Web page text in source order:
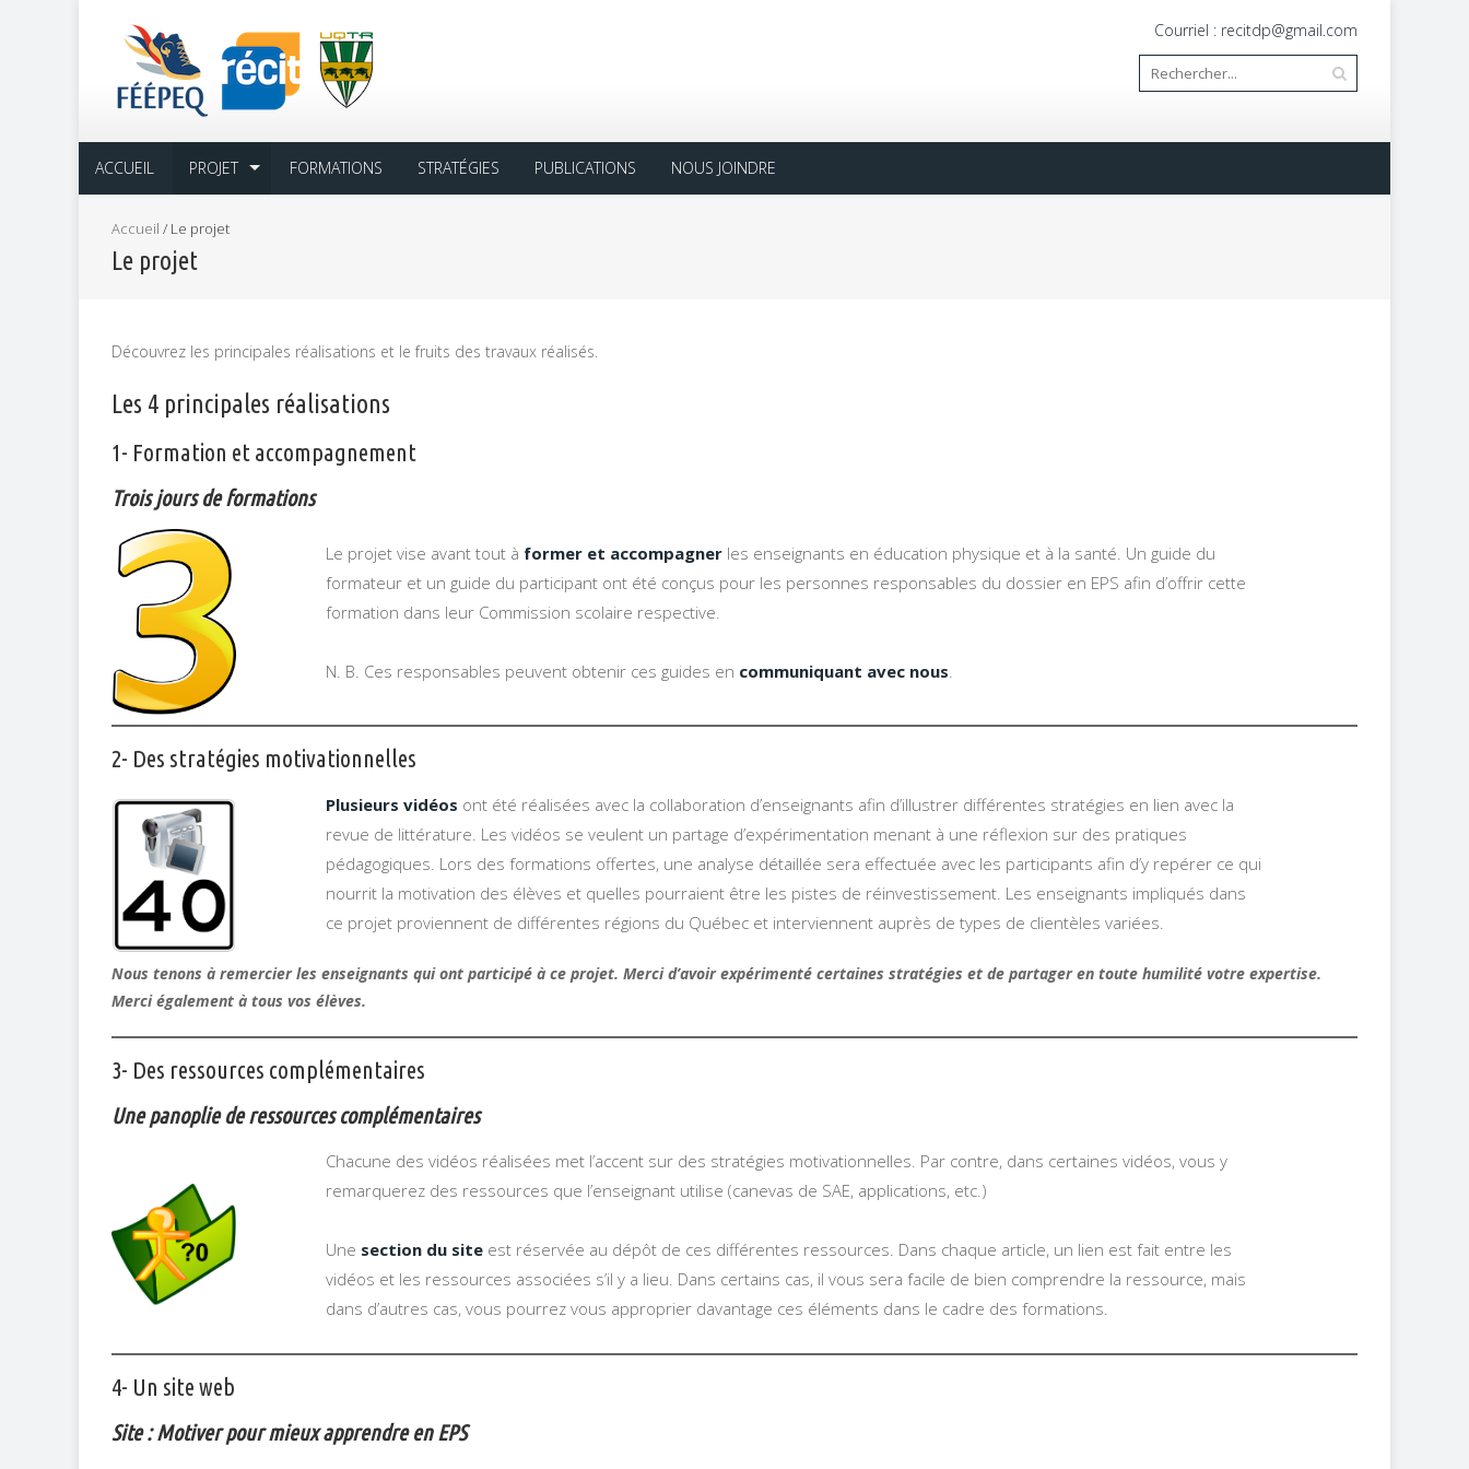
Courriel : recitdp@gmail.com
ACCUEIL PROJET FORMATIONS STRATÉGIES PUBLICATIONS NOUS JOINDRE
Accueil / Le projet
Le projet
Découvrez les principales réalisations et le fruits des travaux réalisés.
Les 4 principales réalisations
1- Formation et accompagnement
Trois jours de formations
Le projet vise avant tout à former et accompagner les enseignants en éducation physique et à la santé. Un guide du
formateur et un guide du participant ont été conçus pour les personnes responsables du dossier en EPS afin d’offrir cette
formation dans leur Commission scolaire respective.
N. B. Ces responsables peuvent obtenir ces guides en communiquant avec nous
2- Des stratégies motivationnelles
Plusieurs vidéos ont été réalisées avec la collaboration d’enseignants afin d’illustrer différentes stratégies en lien avec la
revue de littérature. Les vidéos se veulent un partage d’expérimentation menant à une réflexion sur des pratiques
pédagogiques. Lors des formations offertes, une analyse détaillée sera effectuée avec les participants afin d’y repérer ce qui
nourrit la motivation des élèves et quelles pourraient être les pistes de réinvestissement. Les enseignants impliqués dans
ce projet proviennent de différentes régions du Québec et interviennent auprès de types de clientèles variées.
Nous tenons à remercier les enseignants qui ont participé à ce projet. Merci d’avoir expérimenté certaines stratégies et de partager en toute humilité votre expertise.
Merci également à tous vos élèves.
3- Des ressources complémentaires
Une panoplie de ressources complémentaires
Chacune des vidéos réalisées met l’accent sur des stratégies motivationnelles. Par contre, dans certaines vidéos, vous y
remarquerez des ressources que l’enseignant utilise (canevas de SAE, applications, etc.)
Une section du site est réservée au dépôt de ces différentes ressources. Dans chaque article, un lien est fait entre les
vidéos et les ressources associées s’il y a lieu. Dans certains cas, il vous sera facile de bien comprendre la ressource, mais
dans d’autres cas, vous pourrez vous approprier davantage ces éléments dans le cadre des formations.
4- Un site web
Site : Motiver pour mieux apprendre en EPS